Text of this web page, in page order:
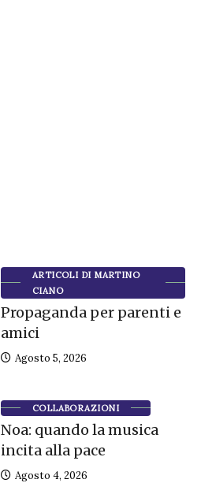
ARTICOLI DI MARTINO
CIANO
Propaganda per parenti e
amici
Agosto 5, 2026
COLLABORAZIONI
Noa: quando la musica
incita alla pace
Agosto 4, 2026